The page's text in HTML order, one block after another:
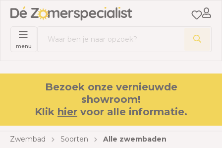
menu
Bezoek onze vernieuwde
showroom!
Klik hier voor alle informatie.
Zwembad Soorten Alle zwembaden